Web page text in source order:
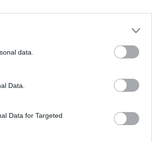
data.
Data.
Data for Targeted
destinada a reprimir a
locais,
2
3
5
em